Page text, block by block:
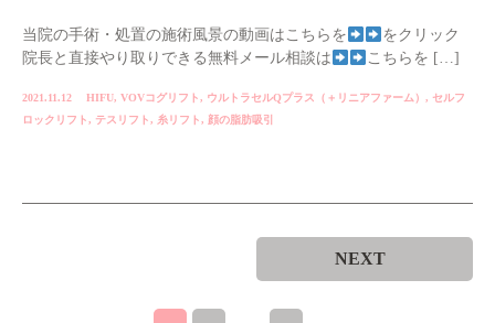
当院の手術・処置の施術風景の動画はこちらを
をクリック
院長と直接やり取りできる無料メール相談は
こちらを […]
2021.11.12 HIFU, VOVコグリフト, ウルトラセルQプラス（＋リニアファーム） , セルフ
ロックリフト, テスリフト, 糸リフト, 顔の脂肪吸引
NEXT